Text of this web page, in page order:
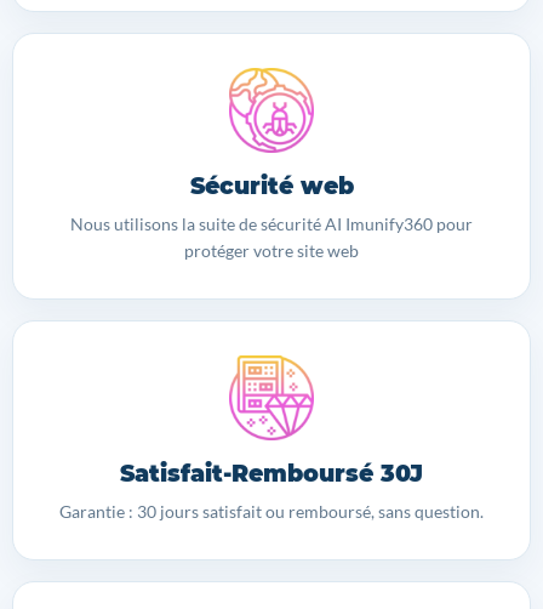
Sécurité web
Nous utilisons la suite de sécurité AI Imunify360 pour
protéger votre site web
Satisfait-Remboursé 30J
Garantie : 30 jours satisfait ou remboursé, sans question.